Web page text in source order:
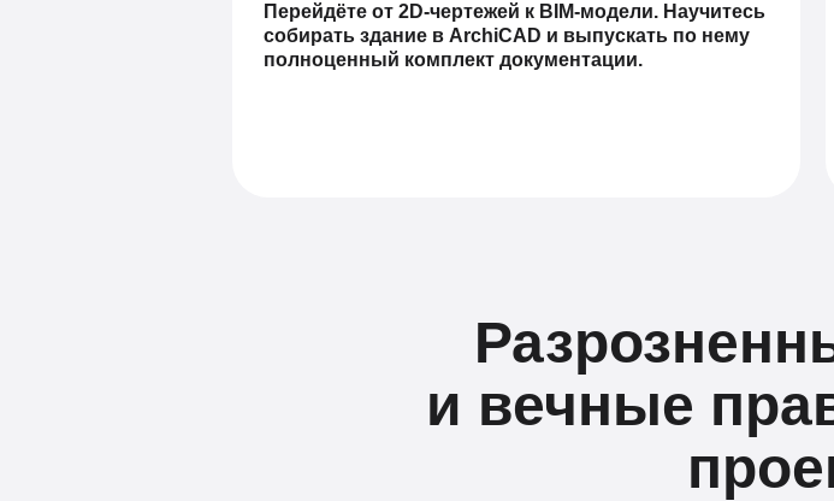
Перейдёте от 2D-чертежей к BIM-модели. Научитесь
собирать здание в ArchiCAD и выпускать по нему
полноценный комплект документации.
и вечные